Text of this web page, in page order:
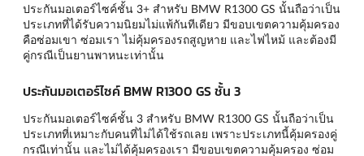
ประกันมอเตอร์ไซค์ชั้น 3+ สำหรับ BMW R1300 GS นั้นถือว่าเป็น
ประเภทที่ได้รับความนิยมไม่แพ้กันทีเดียว มีขอบเขตความคุ้มครอง
คือซ่อมเขา ซ่อมเรา ไม่คุ้มครองรถสูญหาย และไฟไหม้ และต้องมี
คู่กรณีเป็นยานพาหนะเท่านั้น
ประกันมอเตอร์ไซค์ BMW R1300 GS ชั้น 3
ประกันมอเตอร์ไซค์ชั้น 3 สำหรับ BMW R1300 GS นั้นถือว่าเป็น
ประเภทที่เหมาะกับคนที่ไม่ได้ใช้รถเลย เพราะประเภทนี้คุ้มครองคู่
กรณีเท่านั้น และไม่ได้คุ้มครองเรา มีขอบเขตความคุ้มครอง ซ่อม